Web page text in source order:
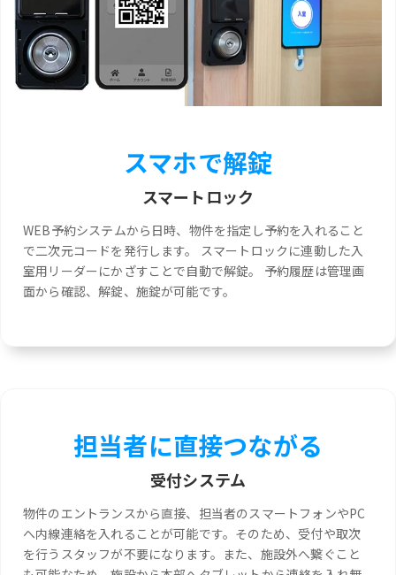
スマホで解錠
スマートロック
WEB予約システムから日時、物件を指定し予約を入れること
で二次元コードを発行します。 スマートロックに連動した入
室用リーダーにかざすことで自動で解錠。 予約履歴は管理画
面から確認、解錠、施錠が可能です。
担当者に直接つながる
受付システム
物件のエントランスから直接、担当者のスマートフォンやPC
へ内線連絡を入れることが可能です。そのため、受付や取次
を行うスタッフが不要になります。また、施設外へ繋ぐこと